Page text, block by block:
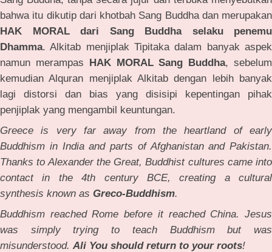
bahwa itu dikutip dari khotbah Sang Buddha dan merupakan
HAK MORAL dari Sang Buddha selaku penemu
Dhamma. Alkitab menjiplak Tipitaka dalam banyak aspek
namun merampas HAK MORAL Sang Buddha, sebelum
kemudian Alquran menjiplak Alkitab dengan lebih banyak
lagi distorsi dan bias yang disisipi kepentingan pihak
penjiplak yang mengambil keuntungan.
Greece is very far away from the heartland of early
Buddhism in India and parts of Afghanistan and Pakistan.
Thanks to Alexander the Great, Buddhist cultures came into
contact in the 4th century BCE, creating a cultural
synthesis known as Greco-Buddhism.
Buddhism reached Rome before it reached China. Jesus
was simply trying to teach Buddhism but was
misunderstood. Ali You should return to your roots!